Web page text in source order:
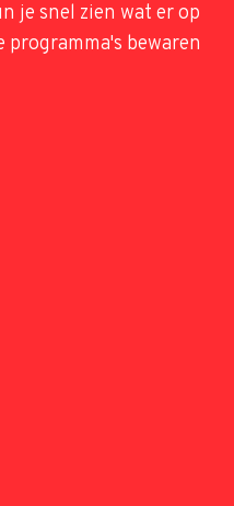
je snel zien wat er op
bewaren